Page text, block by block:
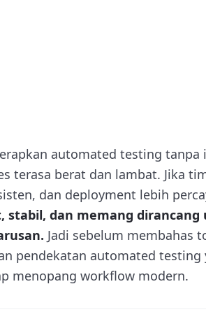
automated testing
terasa berat dan lambat. Jika
dan deployment lebih
stabil, dan memang
Jadi sebelum membahas
pendekatan automated testing
menopang workflow modern.